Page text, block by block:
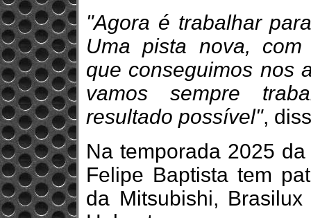
"Agora é trabalhar
Uma pista nova, com
que conseguimos nos
vamos sempre
resultado possível",
Na temporada 2025
Felipe Baptista tem
da Mitsubishi,